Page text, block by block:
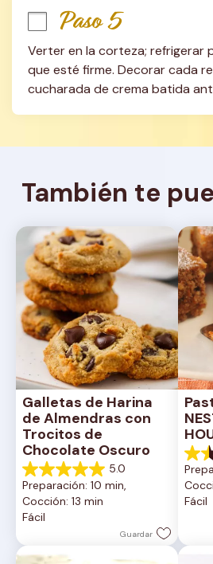
Paso 5
Verter en la corteza; refrigerar
que esté firme. Decorar cada
cucharada de crema batida
También te
Galletas de Harina
de Almendras con
Trocitos de
Chocolate Oscuro
5.0
5.0
de
5
estrellas.
reseña
Preparación: 10 min,
Cocción: 13 min
Fácil
Guardar
1.5
de
5
Fácil